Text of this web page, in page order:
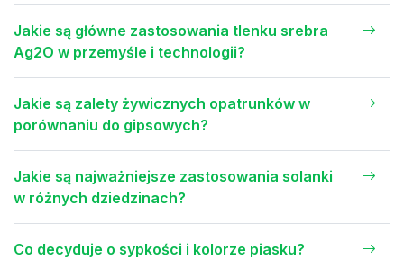
Jakie są główne zastosowania tlenku srebra
Ag2O w przemyśle i technologii?
Jakie są zalety żywicznych opatrunków w
porównaniu do gipsowych?
Jakie są najważniejsze zastosowania solanki
w różnych dziedzinach?
Co decyduje o sypkości i kolorze piasku?